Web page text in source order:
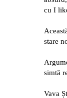
cu I
stare
simtă
Vava